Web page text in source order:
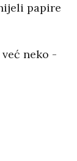
papire
neko -